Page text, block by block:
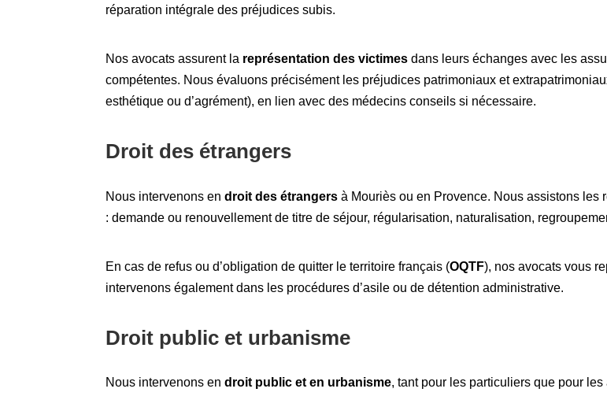
réparation intégrale des préjudices subis.
Nos avocats assurent la représentation des victimes dans leurs échanges avec les
compétentes. Nous évaluons précisément les préjudices patrimoniaux et
esthétique ou d’agrément), en lien avec des médecins conseils si nécessaire.
Droit des étrangers
Nous intervenons endroit des étrangers à Mouriès ou en Provence. Nous assistons les
: demande ou renouvellement de titre de séjour, régularisation, naturalisation,
En cas de refus ou d’obligation de quitter le territoire français (OQTF), nos avocats vous
intervenons également dans les procédures d’asile ou de détention administrative.
Droit public et urbanisme
Nous intervenons endroit public et en urbanisme, tant pour les particuliers que pour